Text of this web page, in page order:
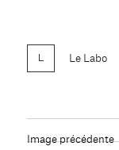
Le Labo
Image précédente